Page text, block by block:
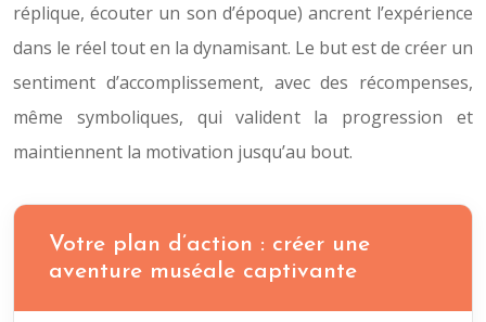
réplique, écouter un son d’époque) ancrent l’expérience
dans le réel tout en la dynamisant. Le but est de créer un
sentiment d’accomplissement, avec des récompenses,
même symboliques, qui valident la progression et
maintiennent la motivation jusqu’au bout.
Votre plan d’action : créer une
aventure muséale captivante